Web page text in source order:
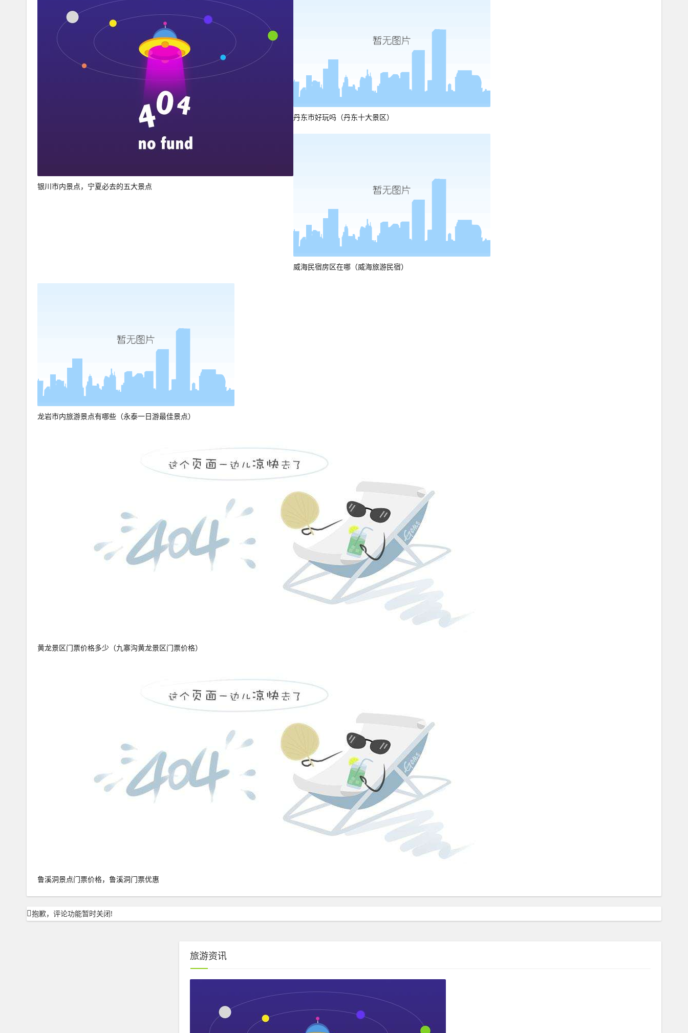
银川市内景点，宁夏必去的五大景点
丹东市好玩吗（丹东十大景区）
威海民宿房区在哪（威海旅游民宿）
龙岩市内旅游景点有哪些（永泰一日游最佳景点）
黄龙景区门票价格多少（九寨沟黄龙景区门票价格）
鲁溪洞景点门票价格，鲁溪洞门票优惠
抱歉，评论功能暂时关闭!
旅游资讯